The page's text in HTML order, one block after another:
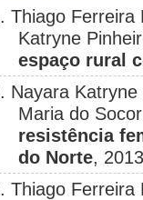
Thiago Ferreira
Katryne
espaço rural
Nayara
Maria do
resistência
do Norte,
Thiago Ferreira